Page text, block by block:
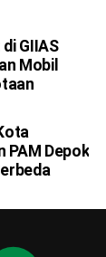
GIIAS
Mobil
PAM Depok